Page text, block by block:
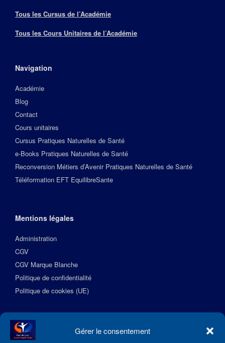
Gérer le consentement
Tous les Cursus de l’Académie
Tous les Cours Unitaires de l’Académie
Navigation
Académie
Blog
Contact
Cours unitaires
Cursus Pratiques Naturelles de Santé
e-Books Pratiques Naturelles de Santé
Reconversion Métiers d’Avenir Pratiques Naturelles de Santé
Téléformation EFT EquilibreSante
Mentions légales
Administration
CGV
CGV Marque Blanche
Politique de confidentialité
Politique de cookies (UE)
Suivez l’Académie EquilibreSante